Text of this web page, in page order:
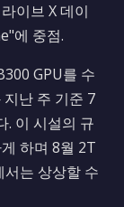
이브 X 데이
에 중점.
GPU를 수
난 주 기준 7
. 이 시설의 규
하며 8월 2T
는 상상할 수